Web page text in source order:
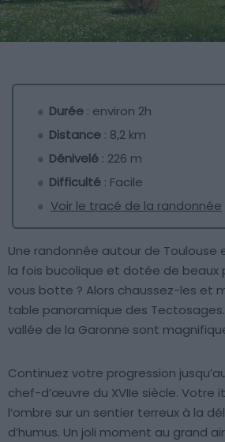
Durée : environ 2h
Distance : 8,2 km
Dénivelé : 226 m
Difficulté : Facile
Voir le tracé de la randonnée
Une randonnée autour de
la fois bucolique et dotée de beaux
vous botte ? Alors chaussez-les et
table panoramique des
vallée de la Garonne sont
Continuez votre progression
chef-d’œuvre du XVIIe siècle. Votre
l’ombre sur un sentier terreux à la
d’humus. Un joli moment au grand